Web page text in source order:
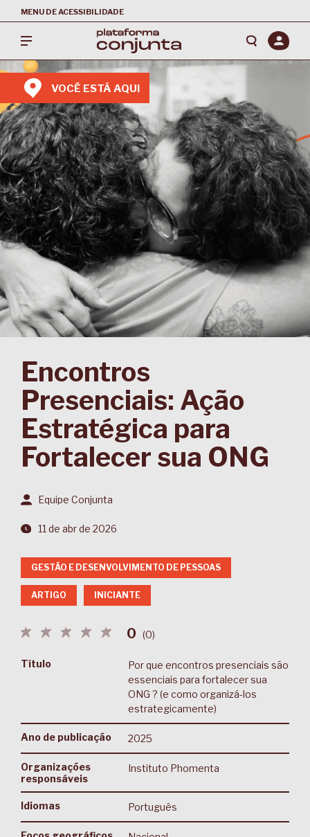
MENU DE ACESSIBILIDADE
VOCÊ ESTÁ AQUI
Encontros
Presenciais: Ação
Estratégica para
Fortalecer sua ONG
Equipe Conjunta
11 de abr de 2026
GESTÃO E DESENVOLVIMENTO DE PESSOAS
ARTIGO INICIANTE
0 (0)
Título
Por que encontros presenciais são
essenciais para fortalecer sua
ONG ? (e como organizá-los
estrategicamente)
Ano de publicação 2025
Organizações
responsáveis
Instituto Phomenta
Idiomas Português